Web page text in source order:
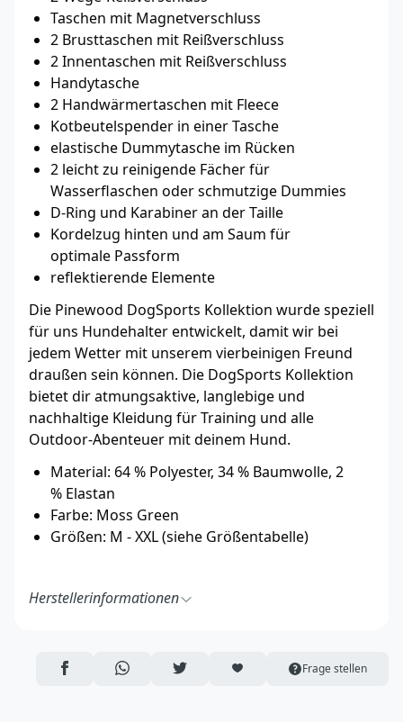
Taschen mit Magnetverschluss
2 Brusttaschen mit Reißverschluss
2 Innentaschen mit Reißverschluss
Handytasche
2 Handwärmertaschen mit Fleece
Kotbeutelspender in einer Tasche
elastische Dummytasche im Rücken
2 leicht zu reinigende Fächer für
Wasserflaschen oder schmutzige Dummies
D-Ring und Karabiner an der Taille
Kordelzug hinten und am Saum für
optimale Passform
reflektierende Elemente
Die Pinewood DogSports Kollektion wurde speziell
für uns Hundehalter entwickelt, damit wir bei
jedem Wetter mit unserem vierbeinigen Freund
draußen sein können. Die DogSports Kollektion
bietet dir atmungsaktive, langlebige und
nachhaltige Kleidung für Training und alle
Outdoor-Abenteuer mit deinem Hund.
Material: 64 % Polyester, 34 % Baumwolle, 2
% Elastan
Farbe: Moss Green
Größen: M - XXL (siehe Größentabelle)
Herstellerinformationen
331 53 Värnamo
Schweden
AUF FACEBOOK TEILEN
ÜBER WHATSAPP TEILEN
AUF TWITTER TEILENARTIKEL AUF DIE MERKLISTE
Frage stellen